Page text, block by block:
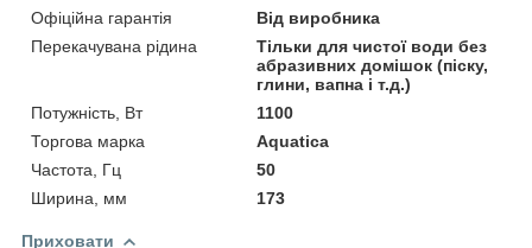
Офіційна гарантія
Від виробника
Перекачувана рідина
Тільки для чистої води без
абразивних домішок (піску,
глини, вапна і т.д.)
Потужність, Вт
1100
Торгова марка
Aquatica
Частота, Гц
50
Ширина, мм
173
Приховати